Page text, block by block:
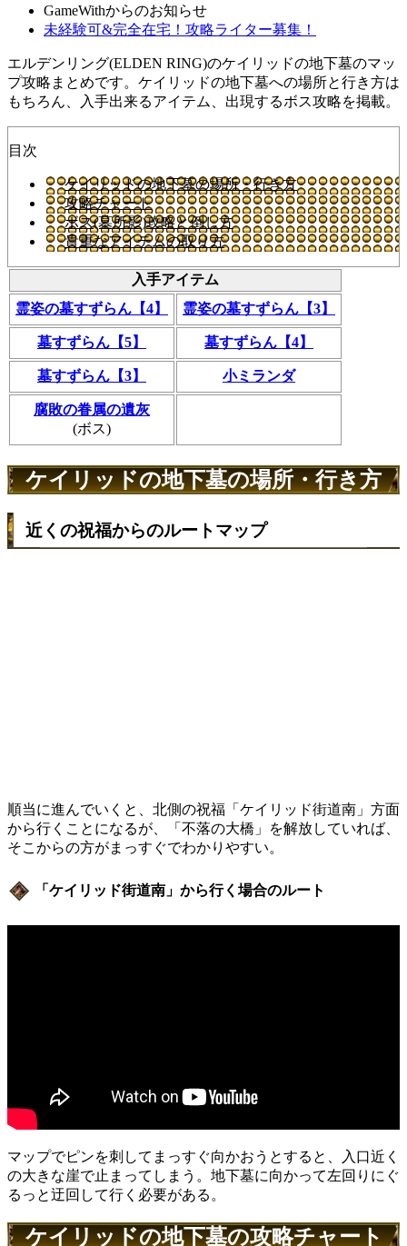
GameWithからのお知らせ
未経験可&完全在宅！攻略ライター募集！
エルデンリング(ELDEN RING)のケイリッドの地下墓のマッ
プ攻略まとめです。ケイリッドの地下墓への場所と行き方は
もちろん、入手出来るアイテム、出現するボス攻略を掲載。
目次
ケイリッドの地下墓の場所・行き方
攻略チャート
ボス(墓所影)攻略と倒し方
貴重なアイテムの取り方
入手アイテム
霊姿の墓すずらん【4】
霊姿の墓すずらん【3】
墓すずらん【5】 墓すずらん【4】
墓すずらん【3】 小ミランダ
腐敗の眷属の遺灰
(ボス)
ケイリッドの地下墓の場所・行き方
近くの祝福からのルートマップ
順当に進んでいくと、北側の祝福「ケイリッド街道南」方面
から行くことになるが、「不落の大橋」を解放していれば、
そこからの方がまっすぐでわかりやすい。
「ケイリッド街道南」から行く場合のルート
マップでピンを刺してまっすぐ向かおうとすると、入口近く
の大きな崖で止まってしまう。地下墓に向かって左回りにぐ
るっと迂回して行く必要がある。
ケイリッドの地下墓の攻略チャート